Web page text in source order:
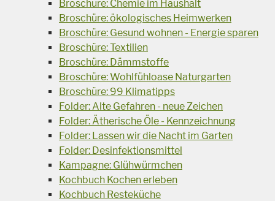
Broschüre: Chemie im Haushalt
Broschüre: ökologisches Heimwerken
Broschüre: Gesund wohnen - Energie sparen
Broschüre: Textilien
Broschüre: Dämmstoffe
Broschüre: Wohlfühloase Naturgarten
Broschüre: 99 Klimatipps
Folder: Alte Gefahren - neue Zeichen
Folder: Ätherische Öle - Kennzeichnung
Folder: Lassen wir die Nacht im Garten
Folder: Desinfektionsmittel
Kampagne: Glühwürmchen
Kochbuch Kochen erleben
Kochbuch Resteküche